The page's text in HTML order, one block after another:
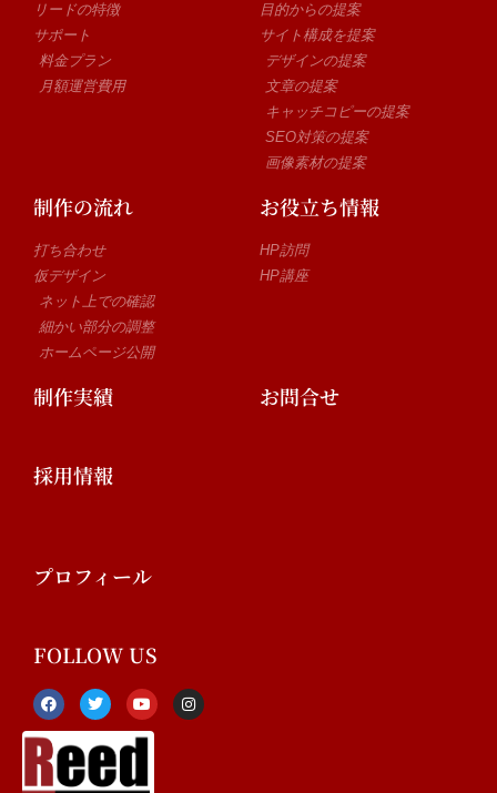
リードの特徴
サポート
料金プラン
月額運営費用
目的からの提案
サイト構成を提案
デザインの提案
文章の提案
キャッチコピーの提案
SEO対策の提案
画像素材の提案
制作の流れ
打ち合わせ
仮デザイン
ネット上での確認
細かい部分の調整
ホームページ公開
お役立ち情報
HP訪問
HP講座
制作実績 お問合せ
採用情報
プロフィール
FOLLOW US
F
a
c
e
b
o
T
w
i
t
e
Y
o
u
t
I
n
s